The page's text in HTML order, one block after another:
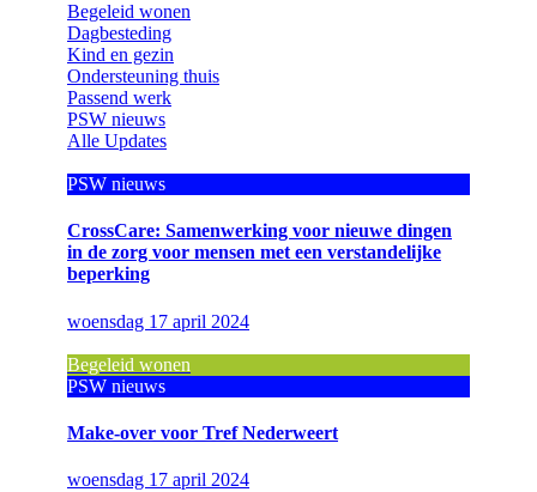
Begeleid wonen
Dagbesteding
Kind en gezin
Ondersteuning thuis
Passend werk
PSW nieuws
Alle Updates
PSW nieuws
CrossCare: Samenwerking voor nieuwe dingen
in de zorg voor mensen met een verstandelijke
beperking
woensdag 17 april 2024
Begeleid wonen
PSW nieuws
Make-over voor Tref Nederweert
woensdag 17 april 2024